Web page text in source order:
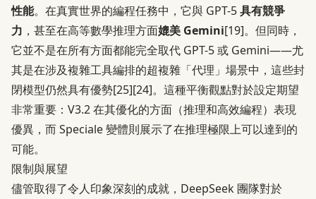
性能。在真實世界的編程任務中，它與 GPT-5具有競爭
力 ，甚至在高等數學推理方面媲美 Gemini[19]。但同時，
它並不是在所有方面都能完全取代 GPT-5 或 Gemini——尤
其是在涉及複雜工具編排的超複雜「代理」場景中，這些封
閉模型仍然具有優勢[25][24]。這種平衡觀點對於設定期望
非常重要：V3.2 在其優化的方面（推理和高效編程）表現
優異，而 Speciale 變體則展示了在推理極限上可以達到的
可能。
限制與展望
儘管取得了令人印象深刻的成就，DeepSeek 團隊對於